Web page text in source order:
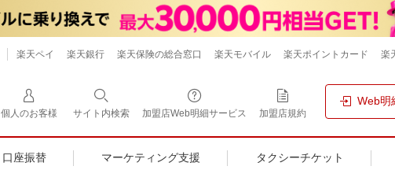
楽天ペイ 楽天銀行 楽天保険の総合窓口 楽天モバイル 楽天ポイントカード 楽
個人のお客様 サイト内検索 加盟店Web明細サービス 加盟店規約
Web明
口座振替 マーケティング支援 タクシーチケット